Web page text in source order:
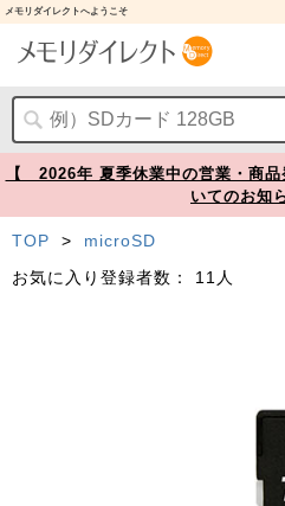
メモリダイレクトへようこそ
【 2026年 夏季休業中の営業・商
いてのお知
TOP >
microSD
お気に入り登録者数：
11人